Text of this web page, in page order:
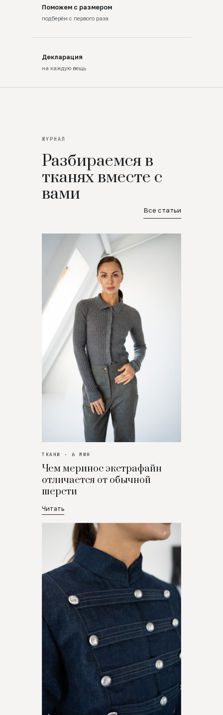
Поможем с размером
подберём с первого раза
Декларация
на каждую вещь
ЖУРНАЛ
Разбираемся в
тканях вместе с
вами
Все статьи
ТКАНИ · 6 МИН
Чем меринос экстрафайн
отличается от обычной
шерсти
Читать